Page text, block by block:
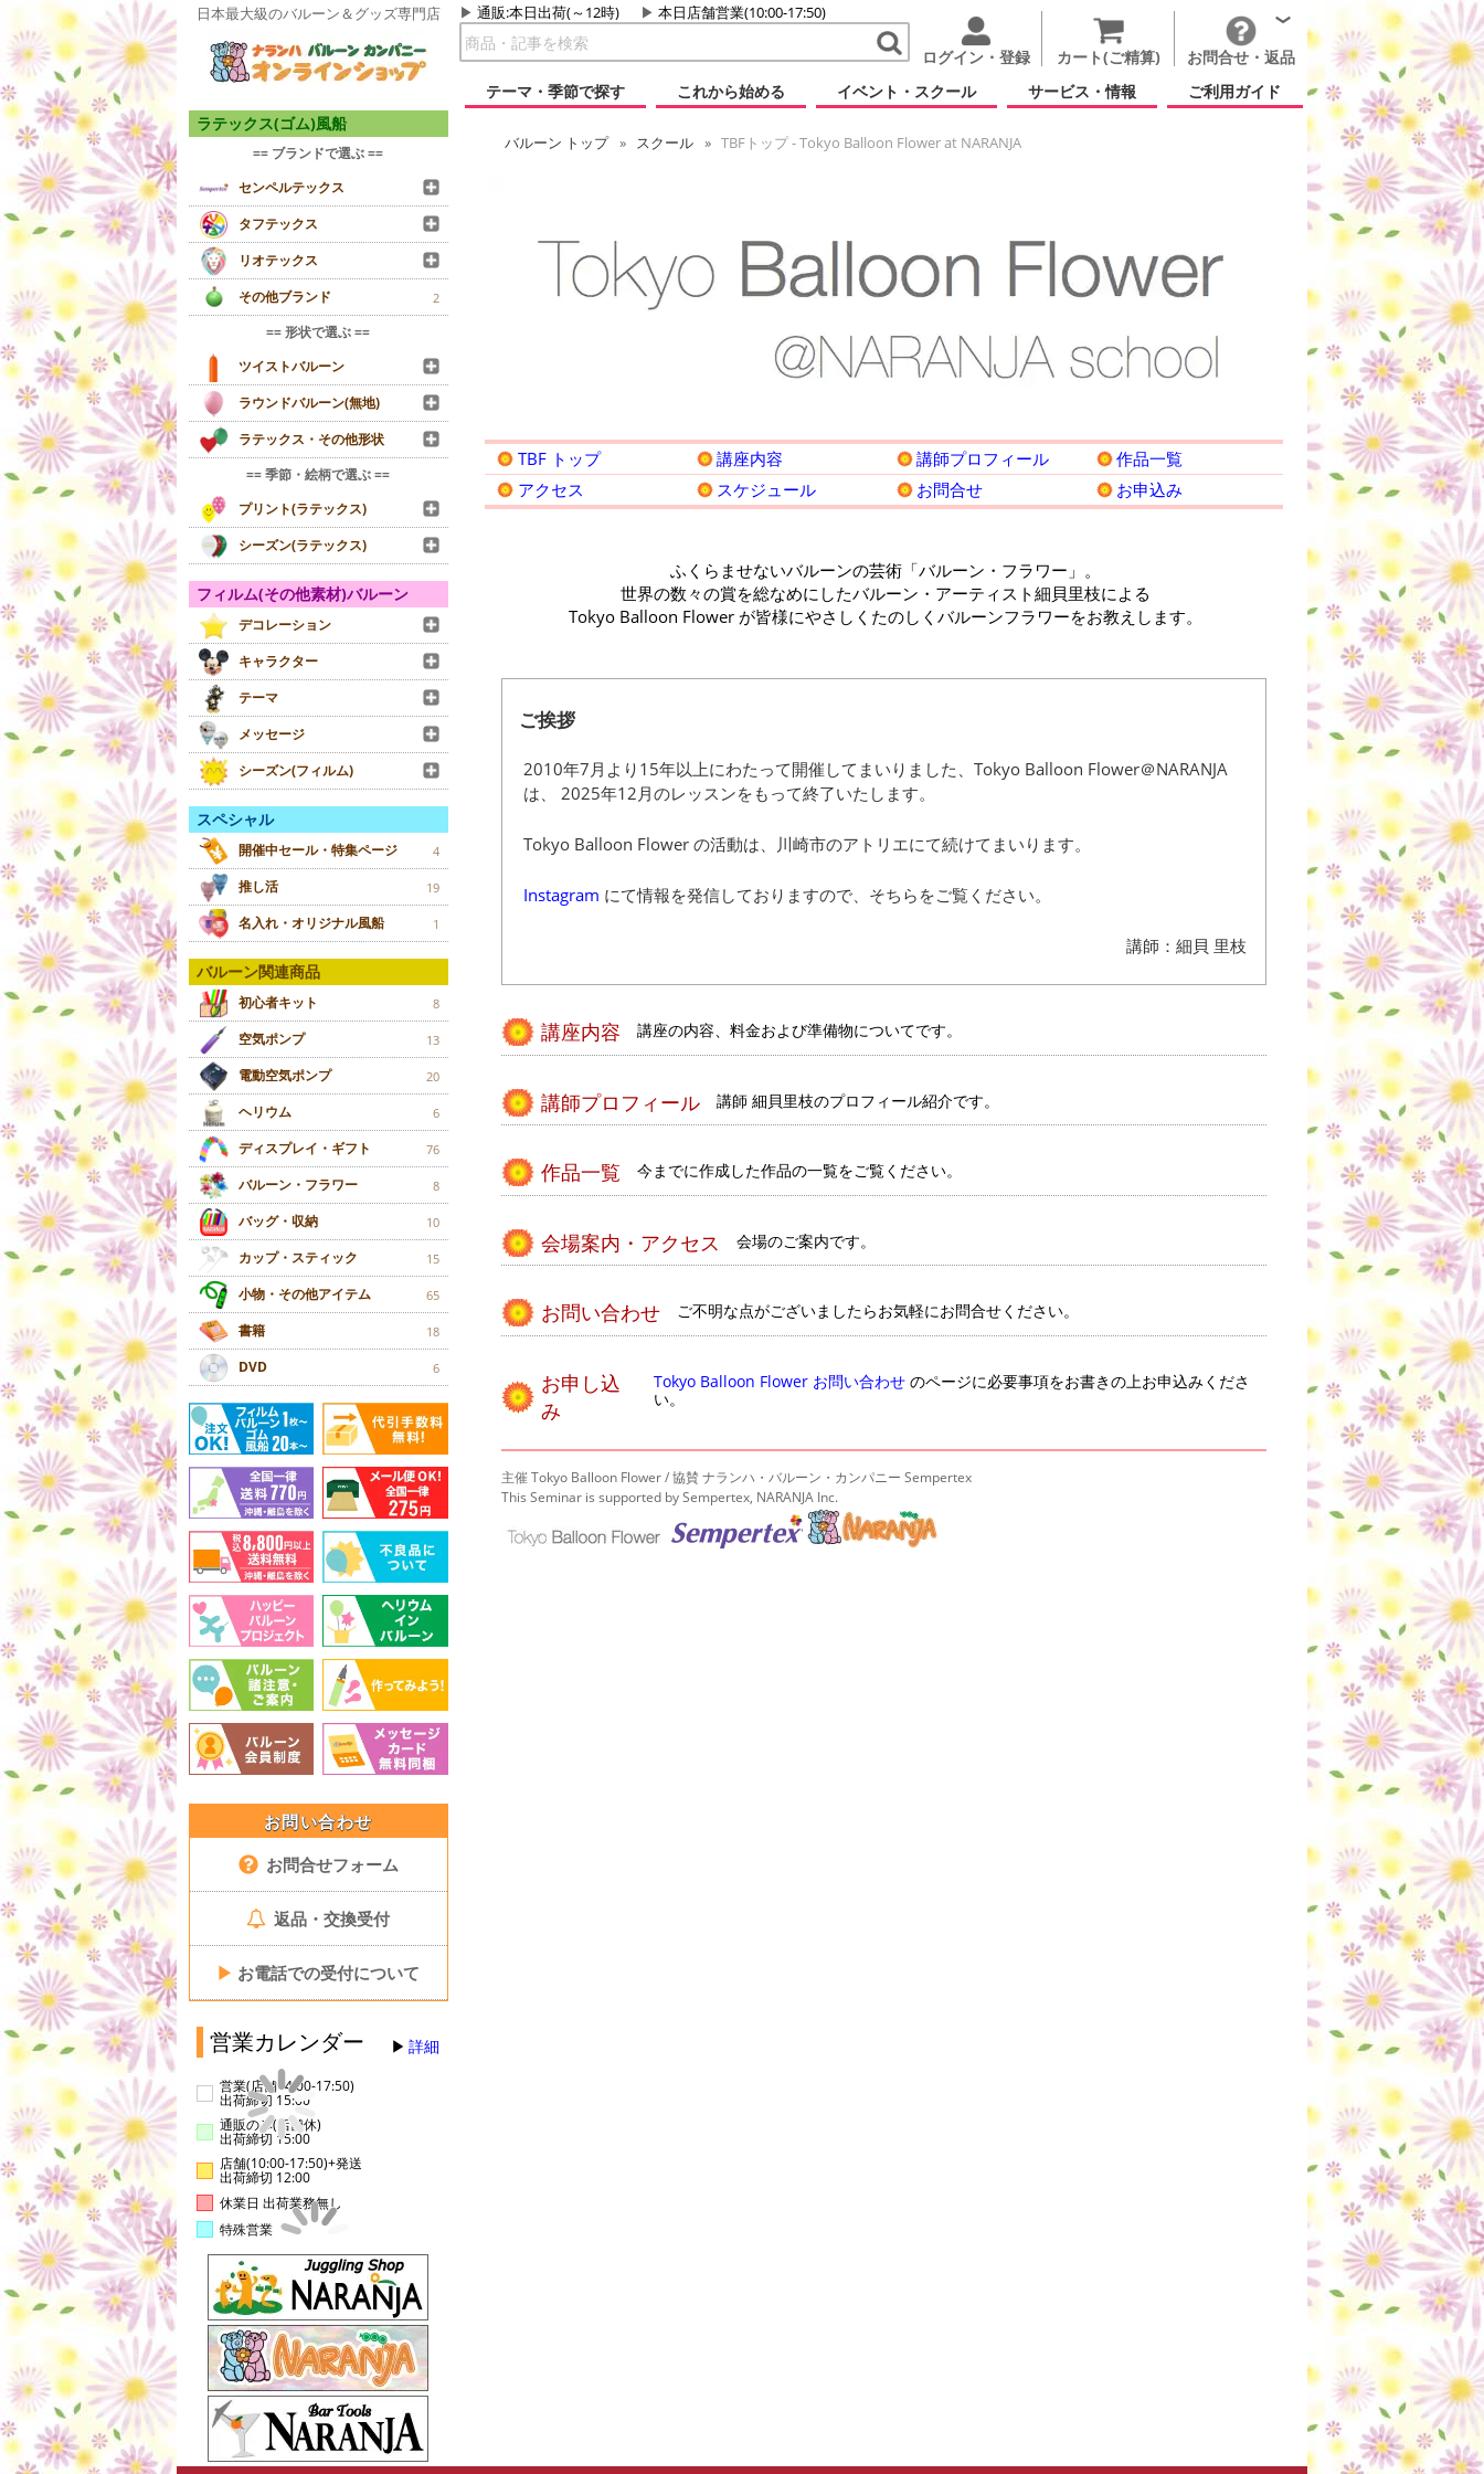
日本最大級のバルーン＆グッズ専門店 通販:本日出荷(～12時) 本日店舗営業(10:00-17:50)
ログイン・登録 カート(ご精算)
お問合せ・返品
テーマ・季節で探す
これから始める イベント・スクール サービス・情報 ご利用ガイド
ラテックス(ゴム)風船
== ブランドで選ぶ ==
センペルテックス
タフテックス
リオテックス
その他ブランド
2
== 形状で選ぶ ==
ツイストバルーン
ラウンドバルーン(無地)
ラテックス・その他形状
== 季節・絵柄で選ぶ ==
プリント(ラテックス)
シーズン(ラテックス)
フィルム(その他素材)バルーン
デコレーション
キャラクター
テーマ
メッセージ
シーズン(フィルム)
スペシャル
開催中セール・特集ページ 4
推し活 19
名入れ・オリジナル風船 1
バルーン関連商品
初心者キット 8
空気ポンプ 13
電動空気ポンプ 20
ヘリウム 6
ディスプレイ・ギフト 76
バルーン・フラワー 8
バッグ・収納 10
カップ・スティック 15
小物・その他アイテム 65
書籍 18
DVD 6
お問い合わせ
お問合せフォーム
返品・交換受付
▶ お電話での受付について
営業カレンダー 詳細
営業(店舗14:00-17:50)
出荷締切 15:00
通販のみ(店舗休)
出荷締切 15:00
店舗(10:00-17:50)+発送
出荷締切 12:00
休業日 出荷業務無し
特殊営業
バルーン トップ スクール TBFトップ - Tokyo Balloon Flower at NARANJA
TBF トップ 講座内容 講師プロフィール
作品一覧
アクセス
スケジュール お問合せ お申込み
ふくらませないバルーンの芸術「バルーン・フラワー」。
世界の数々の賞を総なめにしたバルーン・アーティスト細貝里枝による
Tokyo Balloon Flower が皆様にやさしくたのしくバルーンフラワーをお教えします。
ご挨拶
2010年7月より15年以上にわたって開催してまいりました、Tokyo Balloon Flower＠NARANJA
は、 2025年12月のレッスンをもって終了いたします。
Tokyo Balloon Flower の活動は、川崎市のアトリエにて続けてまいります。
Instagram にて情報を発信しておりますので、そちらをご覧ください。
講師：細貝 里枝
講座内容 講座の内容、料金および準備物についてです。
講師プロフィール 講師 細貝里枝のプロフィール紹介です。
作品一覧 今までに作成した作品の一覧をご覧ください。
会場案内・アクセス 会場のご案内です。
お問い合わせ ご不明な点がございましたらお気軽にお問合せください。
お申し込
み
Tokyo Balloon Flower お問い合わせ のページに必要事項をお書きの上お申込みくださ
い。
主催Tokyo Balloon Flower/ 協賛ナランハ・バルーン・カンパニー Sempertex
This Seminar is supported by Sempertex, NARANJA Inc.